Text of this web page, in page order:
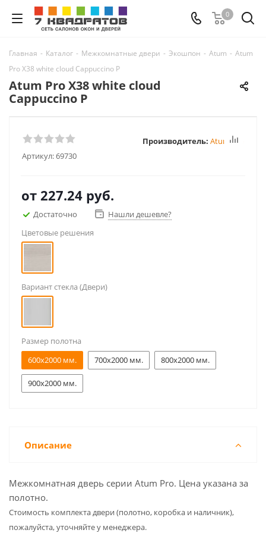
0
Главная - Каталог - Межкомнатные двери - Экошпон - Atum - Atum
Pro Х38 white cloud Cappuccino P
Atum Pro Х38 white cloud
Cappuccino P
Артикул:69730
Производитель: Atum Pro
от 227.24 руб.
Достаточно
Нашли дешевле?
Цветовые решения
Вариант стекла (Двери)
Размер полотна
600x2000 мм.
700x2000 мм. 800x2000 мм.
900x2000 мм.
Описание
Межкомнатная дверь серии Atum Pro. Цена указана за
полотно.
Cтоимость комплекта двери (полотно, коробка и наличник),
пожалуйста, уточняйте у менеджера.